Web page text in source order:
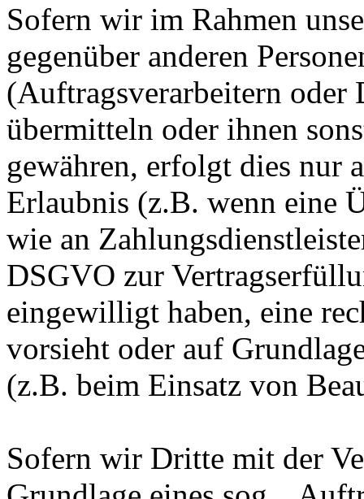
Sofern wir im Rahmen
gegenüber anderen
(Auftragsverarbeitern oder
übermitteln oder ihnen
gewähren, erfolgt dies nur
Erlaubnis (z.B. wenn eine
wie an
DSGVO zur
eingewilligt haben, eine
vorsieht oder auf
(z.B. beim Einsatz von
Sofern wir Dritte mit der